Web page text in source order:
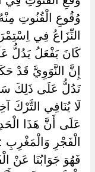
وُقُوعِ الْقُنُوتِ
النِّزَاعُ فِي
كَانَ يَفْعَلُ يَدُلُّ
إِنَّ النَّوَوِيَّ قَدْ
تَدُلُّ عَلَى ذَلِكَ
لَا يُنَافِي التَّرْكَ
عَلَى أَنَّ هَذَا
الْفَجْرِ
فَهُوَ جَوَابُنَا عَنْ